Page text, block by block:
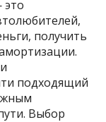
это
получить
подходящий
Выбор